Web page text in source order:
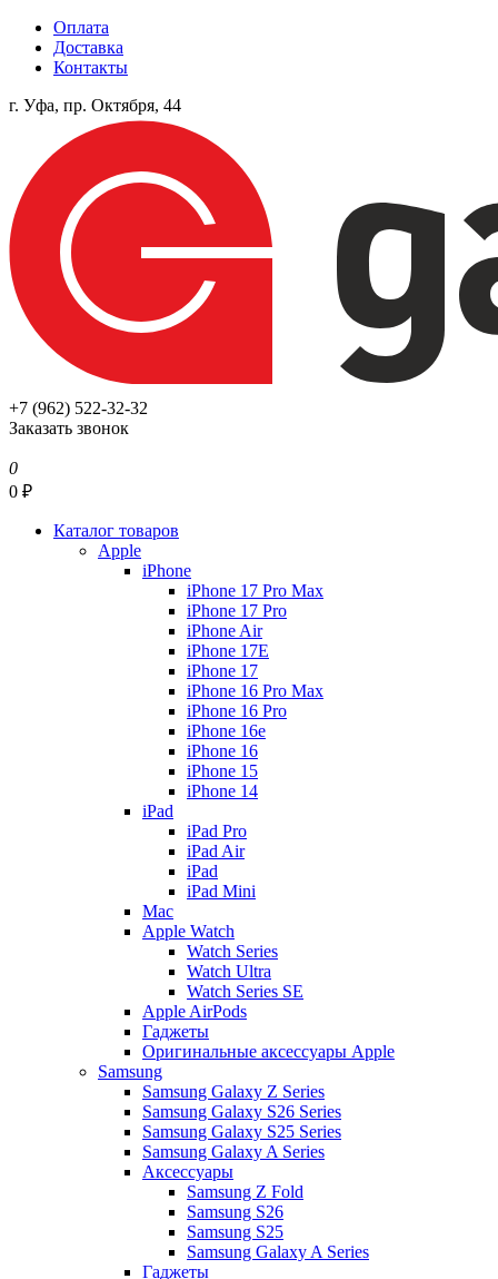
Оплата
Доставка
Контакты
г. Уфа, пр. Октября, 44
+7 (962) 522-32-32
Заказать звонок
0
0 ₽
Каталог товаров
Apple
iPhone
iPhone 17 Pro Max
iPhone 17 Pro
iPhone Air
iPhone 17E
iPhone 17
iPhone 16 Pro Max
iPhone 16 Pro
iPhone 16e
iPhone 16
iPhone 15
iPhone 14
iPad
iPad Pro
iPad Air
iPad
iPad Mini
Mac
Apple Watch
Watch Series
Watch Ultra
Watch Series SE
Apple AirPods
Гаджеты
Оригинальные аксессуары Apple
Samsung
Samsung Galaxy Z Series
Samsung Galaxy S26 Series
Samsung Galaxy S25 Series
Samsung Galaxy A Series
Аксессуары
Samsung Z Fold
Samsung S26
Samsung S25
Samsung Galaxy A Series
Гаджеты